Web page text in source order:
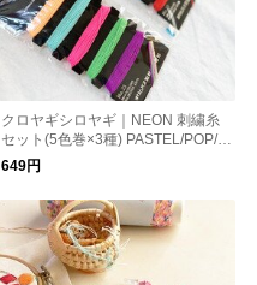
クロヤギシロヤギ｜NEON 刺繍糸
セット(5色巻×3種) PASTEL/POP/VI
VID
649円